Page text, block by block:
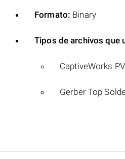
Formato: Binary
Tipos de archivos que
CaptiveWorks
Gerber Top